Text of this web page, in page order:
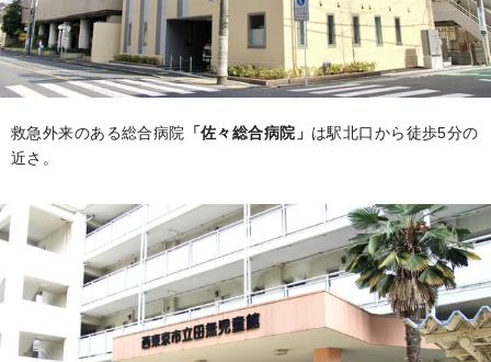
救急外来のある総合病院 「佐々総合病院」 は駅北口から徒歩5分の
近さ。